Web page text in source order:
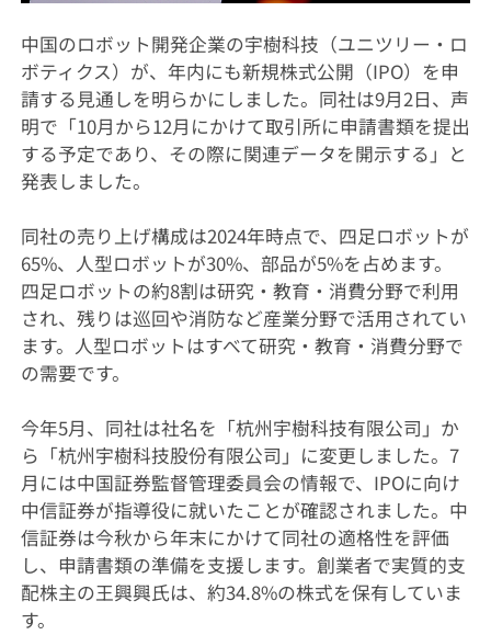
中国のロボット開発企業の宇樹科技（ユニツリー・ロ
ボティクス）が、年内にも新規株式公開（IPO）を申
請する見通しを明らかにしました。同社は9月2日、声
明で「10月から12月にかけて取引所に申請書類を提出
する予定であり、その際に関連データを開示する」と
発表しました。
同社の売り上げ構成は2024年時点で、四足ロボットが
65%、人型ロボットが30%、部品が5%を占めます。
四足ロボットの約8割は研究・教育・消費分野で利用
され、残りは巡回や消防など産業分野で活用されてい
ます。人型ロボットはすべて研究・教育・消費分野で
の需要です。
今年5月、同社は社名を「杭州宇樹科技有限公司」か
ら「杭州宇樹科技股份有限公司」に変更しました。7
月には中国証券監督管理委員会の情報で、IPOに向け
中信証券が指導役に就いたことが確認されました。中
信証券は今秋から年末にかけて同社の適格性を評価
し、申請書類の準備を支援します。創業者で実質的支
配株主の王興興氏は、約34.8%の株式を保有していま
す。